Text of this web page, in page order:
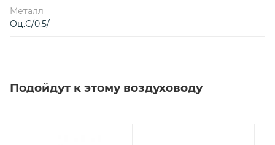
Металл
Оц.С/0,5/
Подойдут к этому воздуховоду